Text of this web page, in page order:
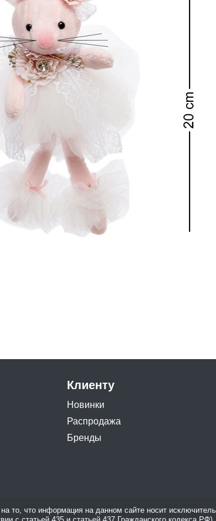
Клиенту
Новинки
Распродажа
Бренды
то, что информация на данном сайте носит